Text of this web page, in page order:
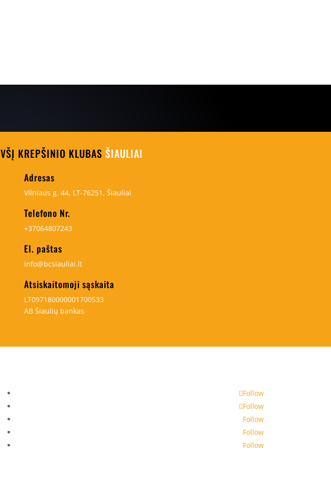
VŠĮ KREPŠINIO KLUBAS ŠIAULIAI
Adresas
Vilniaus g. 44, LT-76251, Šiauliai
Telefono Nr.
+37064807243
El. paštas
info@bcsiauliai.lt
Atsiskaitomoji sąskaita
LT097180000001700533
AB Šiaulių bankas
Follow
Follow
Follow
Follow
Follow